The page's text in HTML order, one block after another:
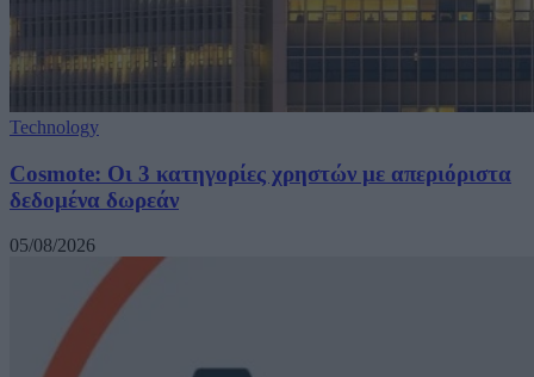
Technology
Cosmote: Οι 3 κατηγορίες χρηστών με απεριόριστα
δεδομένα δωρεάν
05/08/2026